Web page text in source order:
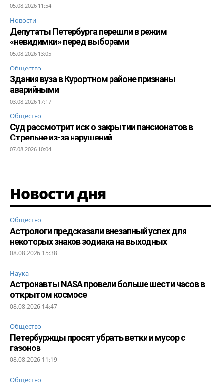
05.08.2026 11:54
Новости
Депутаты Петербурга перешли в режим
«невидимки» перед выборами
05.08.2026 13:05
Общество
Здания вуза в Курортном районе признаны
аварийными
03.08.2026 17:17
Общество
Суд рассмотрит иск о закрытии пансионатов в
Стрельне из-за нарушений
07.08.2026 10:04
Новости дня
Общество
Астрологи предсказали внезапный успех для
некоторых знаков зодиака на выходных
08.08.2026 15:38
Наука
Астронавты NASA провели больше шести часов в
открытом космосе
08.08.2026 14:47
Общество
Петербуржцы просят убрать ветки и мусор с
газонов
08.08.2026 11:19
Общество